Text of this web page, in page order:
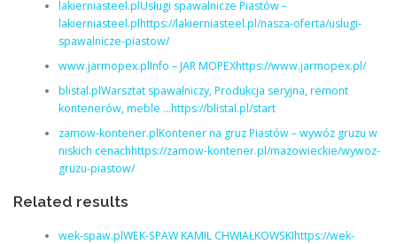
lakierniasteel.plUsługi spawalnicze Piastów –
lakierniasteel.plhttps://lakierniasteel.pl/nasza-oferta/uslugi-
spawalnicze-piastow/
www.jarmopex.plInfo – JAR MOPEXhttps://www.jarmopex.pl/
blistal.plWarsztat spawalniczy, Produkcja seryjna, remont
kontenerów, meble …https://blistal.pl/start
zamow-kontener.plKontener na gruz Piastów – wywóz gruzu w
niskich cenachhttps://zamow-kontener.pl/mazowieckie/wywoz-
gruzu-piastow/
Related results
wek-spaw.plWEK-SPAW KAMIL CHWIAŁKOWSKIhttps://wek-